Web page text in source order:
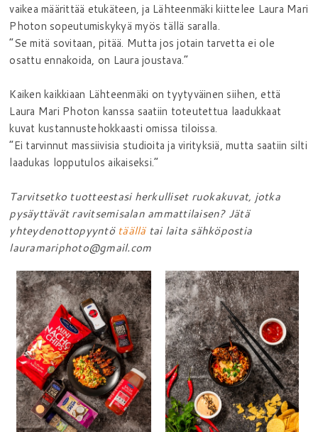
vaikea määrittää etukäteen, ja Lähteenmäki kiittelee Laura Mari
Photon sopeutumiskykyä myös tällä saralla.
”Se mitä sovitaan, pitää. Mutta jos jotain tarvetta ei ole
osattu ennakoida, on Laura joustava.”
Kaiken kaikkiaan Lähteenmäki on tyytyväinen siihen, että
Laura Mari Photon kanssa saatiin toteutettua laadukkaat
kuvat kustannustehokkaasti omissa tiloissa.
”Ei tarvinnut massiivisia studioita ja virityksiä, mutta saatiin silti
laadukas lopputulos aikaiseksi.”
Tarvitsetko tuotteestasi herkulliset ruokakuvat, jotka
pysäyttävät ravitsemisalan ammattilaisen? Jätä
yhteydenottopyyntö täällä tai laita sähköpostia
lauramariphoto@gmail.com